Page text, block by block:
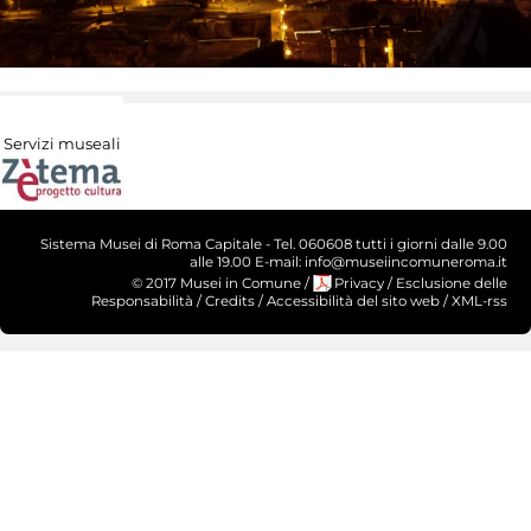
Servizi museali
Sistema Musei di Roma Capitale - Tel. 060608 tutti i giorni dalle 9.00
alle 19.00 E-mail: info@museiincomuneroma.it
© 2017 Musei in Comune / Privacy / Esclusione delle
Responsabilità /Credits /Accessibilità del sito web /XML-rss